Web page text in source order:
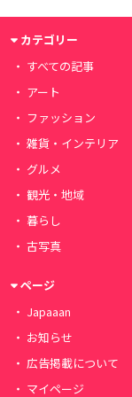
カテゴリー
すべての記事
アート
ファッション
雑貨・インテリア
グルメ
観光・地域
暮らし
古写真
ページ
Japaaan
お知らせ
広告掲載について
マイページ